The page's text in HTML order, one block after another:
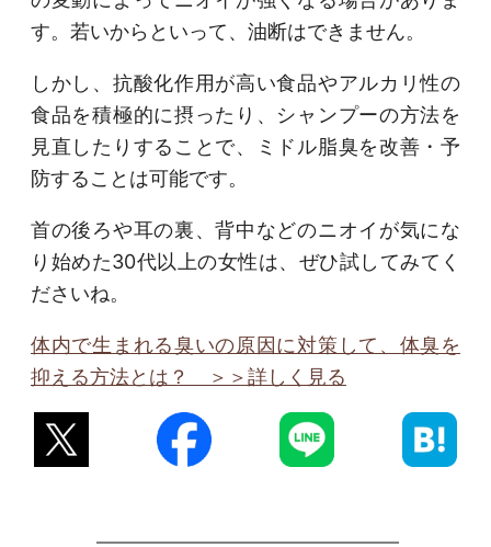
す。若いからといって、油断はできません。
しかし、抗酸化作用が高い食品やアルカリ性の
食品を積極的に摂ったり、シャンプーの方法を
見直したりすることで、ミドル脂臭を改善・予
防することは可能です。
首の後ろや耳の裏、背中などのニオイが気にな
り始めた30代以上の女性は、ぜひ試してみてく
ださいね。
体内で生まれる臭いの原因に対策して、体臭を
抑える方法とは？ ＞＞詳しく見る